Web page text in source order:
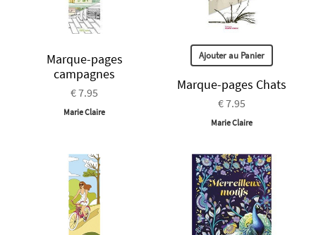
Marque-pages
campagnes
€ 7.95
Marie Claire
Ajouter au Panier
Marque-pages Chats
€ 7.95
Marie Claire